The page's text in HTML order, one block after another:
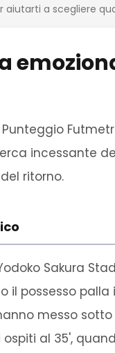
aiutarti a scegliere
Punteggio
incessante
ritorno.
Sakura
il possesso
messo sotto
al 35',